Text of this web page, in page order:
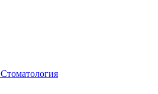
Стоматология